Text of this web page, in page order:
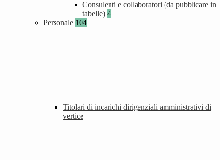
Consulenti e collaboratori (da pubblicare in
tabelle) 4
Personale 104
Titolari di incarichi dirigenziali amministrativi di
vertice